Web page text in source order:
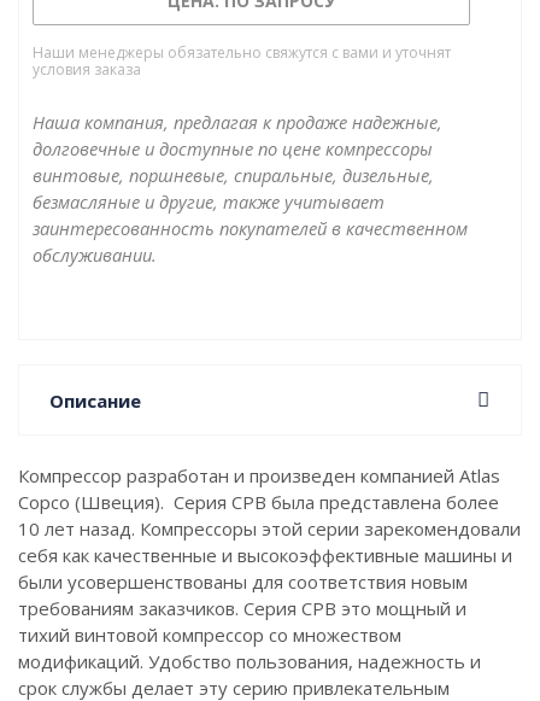
решением для работы в тяжелых
условиях. Гарантия на винтовой блок 5 лет.
Гарантия на компрессор 2 года.
Наши менеджеры обязательно свяжутся с вами и уточнят
условия заказа
Наша компания, предлагая к продаже надежные,
долговечные и доступные по цене компрессоры
винтовые, поршневые, спиральные, дизельные,
безмасляные и другие, также учитывает
заинтересованность покупателей в качественном
обслуживании.
Описание
Компрессор разработан и произведен компанией Atlas
Copco (Швеция). Серия CPB была представлена более
10 лет назад. Компрессоры этой серии зарекомендовали
себя как качественные и высокоэффективные машины и
были усовершенствованы для соответствия новым
требованиям заказчиков. Серия CPB это мощный и
тихий винтовой компрессор со множеством
модификаций. Удобство пользования, надежность и
срок службы делает эту серию привлекательным